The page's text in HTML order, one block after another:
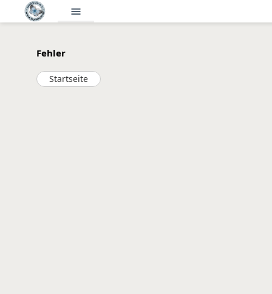
menu
Fehler
Startseite